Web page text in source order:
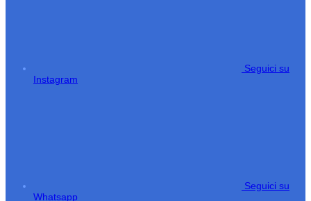
Seguici su
Instagram
Seguici su
Whatsapp